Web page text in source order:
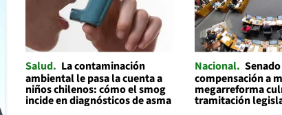
Salud
La contaminación
ambiental le pasa la cuenta a
niños chilenos: cómo el smog
incide en diagnósticos de asma
Nacional
compensación a
megarreforma
tramitación